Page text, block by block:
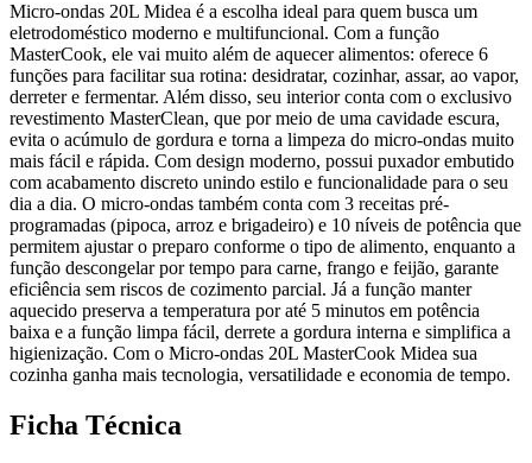
Micro-ondas 20L Midea é a escolha ideal para quem busca um
eletrodoméstico moderno e multifuncional. Com a função
MasterCook, ele vai muito além de aquecer alimentos: oferece 6
funções para facilitar sua rotina: desidratar, cozinhar, assar, ao vapor,
derreter e fermentar. Além disso, seu interior conta com o exclusivo
revestimento MasterClean, que por meio de uma cavidade escura,
evita o acúmulo de gordura e torna a limpeza do micro-ondas muito
mais fácil e rápida. Com design moderno, possui puxador embutido
com acabamento discreto unindo estilo e funcionalidade para o seu
dia a dia. O micro-ondas também conta com 3 receitas pré-
programadas (pipoca, arroz e brigadeiro) e 10 níveis de potência que
permitem ajustar o preparo conforme o tipo de alimento, enquanto a
função descongelar por tempo para carne, frango e feijão, garante
eficiência sem riscos de cozimento parcial. Já a função manter
aquecido preserva a temperatura por até 5 minutos em potência
baixa e a função limpa fácil, derrete a gordura interna e simplifica a
higienização. Com o Micro-ondas 20L MasterCook Midea sua
cozinha ganha mais tecnologia, versatilidade e economia de tempo.
Ficha Técnica